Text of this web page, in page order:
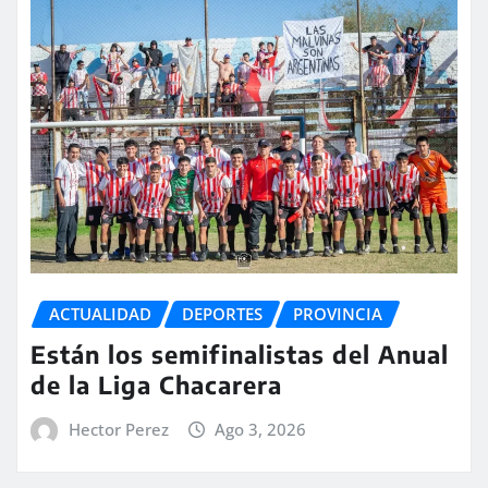
ACTUALIDAD DEPORTES PROVINCIA
Están los semifinalistas del Anual
de la Liga Chacarera
Hector Perez Ago 3, 2026